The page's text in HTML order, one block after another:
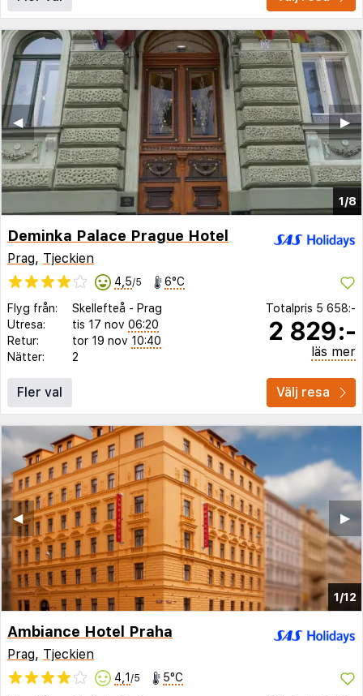
1/8
▶︎
◀︎
Deminka Palace Prague Hotel
Prag, Tjeckien
4,5/5 6°C
Flyg från: Skellefteå - Prag
Utresa:
tis 17 nov 06:20
Retur:
tor 19 nov 10:40
Nätter:
2
Totalpris 5 658:-
2 829:-
läs mer
Fler val Välj resa
1/12
▶︎
◀︎
Ambiance Hotel Praha
Prag, Tjeckien
4,1 /5 5°C